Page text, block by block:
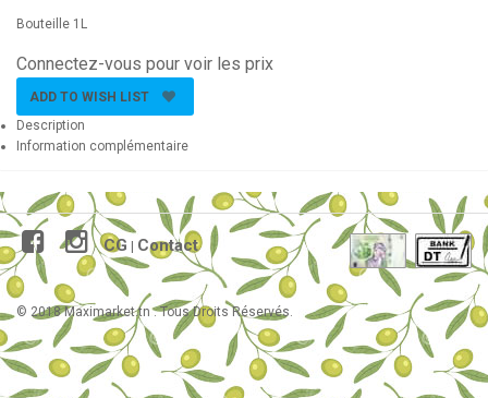
Bouteille 1L
Connectez-vous pour voir les prix
ADD TO WISH LIST
Description
Information complémentaire
CG Contact
© 2018 Maximarket.tn . Tous Droits Réservés.